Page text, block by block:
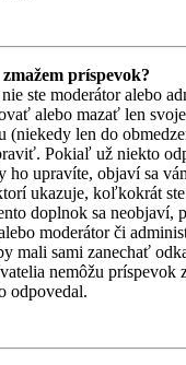
príspevok?
ste moderátor alebo
alebo mazať len
(niekedy len do
Pokiaľ už niekto
ho upravíte, objaví sa
ukazuje, koľkokrát
doplnok sa neobjaví,
moderátor či
mali sami zanechať
nemôžu príspevok
odpovedal.